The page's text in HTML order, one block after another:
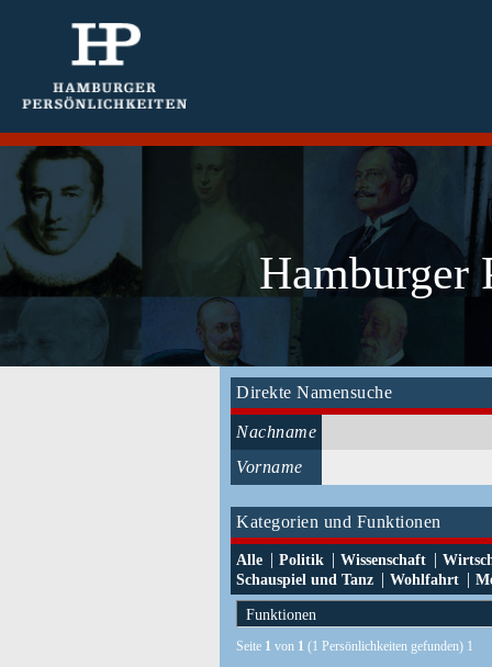
Hamburger
Direkte Namensuche
Nachname
Vorname
Kategorien und Funktionen
Alle | Politik | Wissenschaft |
Schauspiel und Tanz | Wohlfahrt |
Seite 1 von 1 (1 Persönlichkeiten gefunden) 1